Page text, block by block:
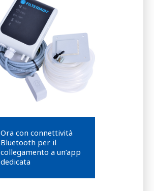
Ora con connettività
Bluetooth per il
collegamento a un’app
dedicata